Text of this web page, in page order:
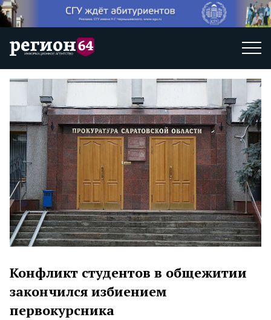
Конфликт студентов в общежитии
закончился избиением
первокурсника